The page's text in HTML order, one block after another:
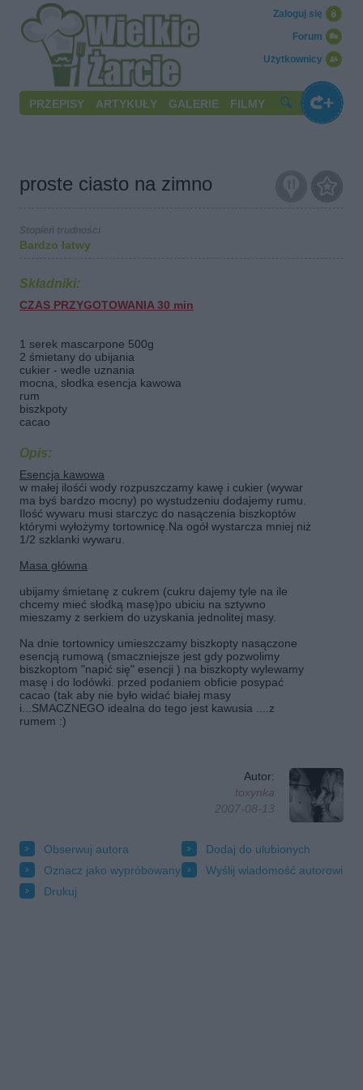
Użytkownicy
Forum
Zaloguj się
PRZEPISY ARTYKUŁY GALERIE FILMY
proste ciasto na zimno
Bardzo łatwy
Składniki:
CZAS PRZYGOTOWANIA 30 min
1 serek mascarpone 500g
2 śmietany do ubijania
cukier - wedle uznania
mocna, słodka esencja kawowa
rum
biszkpoty
cacao
Opis:
Esencja kawowa
w małej ilośći wody rozpuszczamy kawę i cukier (wywar
ma byś bardzo mocny) po wystudzeniu dodajemy rumu.
Ilość wywaru musi starczyc do nasączenia biszkoptów
którymi wyłożymy tortownicę.Na ogół wystarcza mniej niż
1/2 szklanki wywaru.
Masa główna
ubijamy śmietanę z cukrem (cukru dajemy tyle na ile
chcemy mieć słodką masę)po ubiciu na sztywno
mieszamy z serkiem do uzyskania jednolitej masy.
Na dnie tortownicy umieszczamy biszkopty nasączone
esencją rumową (smaczniejsze jest gdy pozwolimy
biszkoptom "napić się" esencji ) na biszkopty wylewamy
masę i do lodówki. przed podaniem obficie posypać
cacao (tak aby nie było widać białej masy
i...SMACZNEGO idealna do tego jest kawusia ....z
rumem :)
Autor:
toxynka
2007-08-13
Obserwuj autora
Dodaj do ulubionych
Oznacz jako wypróbowany
Wyślij wiadomość autorowi
Drukuj